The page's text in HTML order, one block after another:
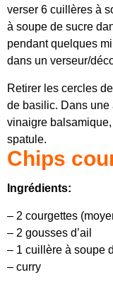
verser 6 cuillères à
à soupe de sucre
pendant quelques
dans un verseur/
Retirer les cercles
de basilic. Dans une
vinaigre
spatule.
Chips
Ingrédients:
– 2 courgettes
– 2 gousses d’ail
– 1 cuillère à soupe
– curry